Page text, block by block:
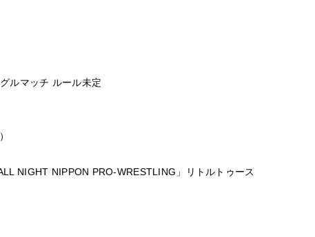
ルマッチ ルール未定
NIGHT NIPPON PRO-WRESTLING」リトルトゥース